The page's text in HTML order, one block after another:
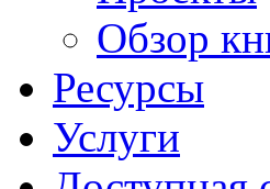
Обзор
Ресурсы
Услуги